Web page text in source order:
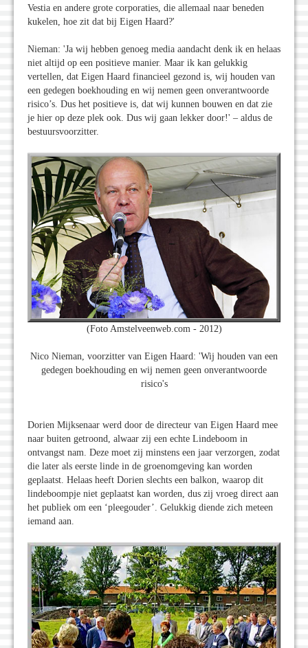
Vestia en andere grote corporaties, die allemaal naar beneden
kukelen, hoe zit dat bij Eigen Haard?'
Nieman: 'Ja wij hebben genoeg media aandacht denk ik en helaas
niet altijd op een positieve manier. Maar ik kan gelukkig
vertellen, dat Eigen Haard financieel gezond is, wij houden van
een gedegen boekhouding en wij nemen geen onverantwoorde
risico’s. Dus het positieve is, dat wij kunnen bouwen en dat zie
je hier op deze plek ook. Dus wij gaan lekker door!' – aldus de
bestuursvoorzitter.
(Foto Amstelveenweb.com - 2012)
Nico Nieman, voorzitter van Eigen Haard: 'Wij houden van een
gedegen boekhouding en wij nemen geen onverantwoorde
risico's
Dorien Mijksenaar werd door de directeur van Eigen Haard mee
naar buiten getroond, alwaar zij een echte Lindeboom in
ontvangst nam. Deze moet zij minstens een jaar verzorgen, zodat
die later als eerste linde in de groenomgeving kan worden
geplaatst. Helaas heeft Dorien slechts een balkon, waarop dit
lindeboompje niet geplaatst kan worden, dus zij vroeg direct aan
het publiek om een ‘pleegouder’. Gelukkig diende zich meteen
iemand aan.